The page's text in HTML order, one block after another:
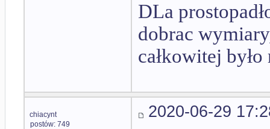
DLa
dobrac
całkowitej
chiacynt
postów: 749
2020-06-29